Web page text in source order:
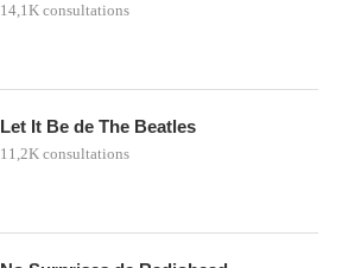
14,1K consultations
Let It Be de The Beatles
11,2K consultations